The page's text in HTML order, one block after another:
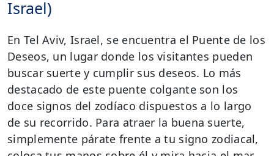
Israel)
En Tel Aviv, Israel, se encuentra el Puente de los
Deseos, un lugar donde los visitantes pueden
buscar suerte y cumplir sus deseos. Lo más
destacado de este puente colgante son los
doce signos del zodíaco dispuestos a lo largo
de su recorrido. Para atraer la buena suerte,
simplemente párate frente a tu signo zodiacal,